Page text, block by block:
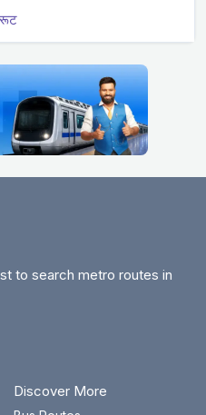
to search metro routes in
Discover More